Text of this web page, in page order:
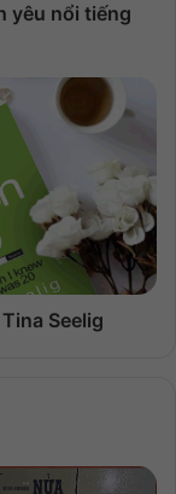
yêu nổi tiếng
Seelig